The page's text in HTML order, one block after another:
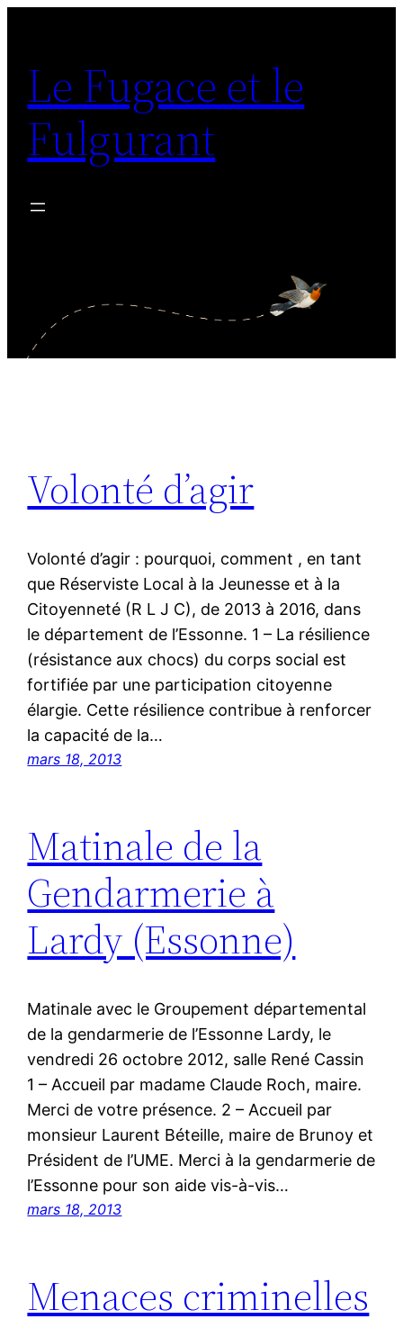
contenu
Le Fugace et le
Fulgurant
Volonté d’agir
Volonté d’agir : pourquoi, comment , en tant
que Réserviste Local à la Jeunesse et à la
Citoyenneté (R L J C), de 2013 à 2016, dans
le département de l’Essonne. 1 – La résilience
(résistance aux chocs) du corps social est
fortifiée par une participation citoyenne
élargie. Cette résilience contribue à renforcer
la capacité de la…
mars 18, 2013
Matinale de la
Gendarmerie à
Lardy (Essonne)
Matinale avec le Groupement départemental
de la gendarmerie de l’Essonne Lardy, le
vendredi 26 octobre 2012, salle René Cassin
1 – Accueil par madame Claude Roch, maire.
Merci de votre présence. 2 – Accueil par
monsieur Laurent Béteille, maire de Brunoy et
Président de l’UME. Merci à la gendarmerie de
l’Essonne pour son aide vis-à-vis…
mars 18, 2013
Menaces criminelles